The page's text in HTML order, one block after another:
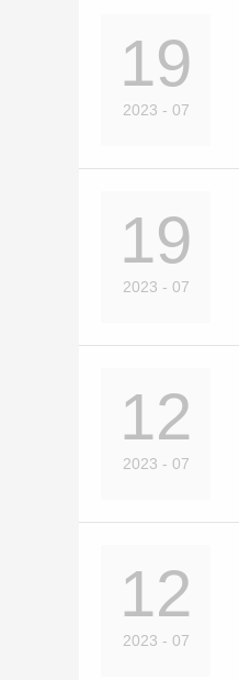
19
2023 - 07
19
2023 - 07
12
2023 - 07
12
2023 - 07